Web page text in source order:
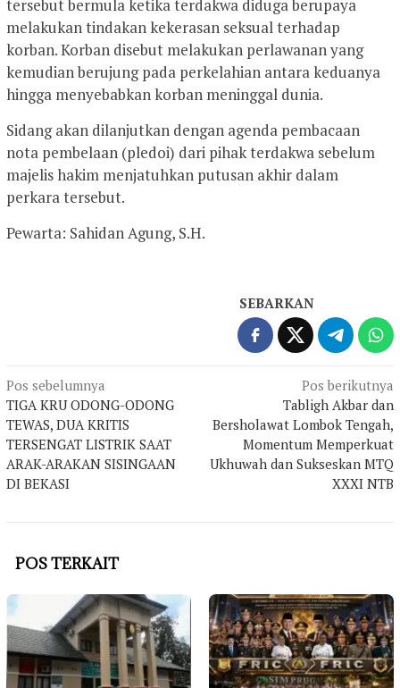
tersebut bermula ketika terdakwa diduga berupaya
melakukan tindakan kekerasan seksual terhadap
korban. Korban disebut melakukan perlawanan yang
kemudian berujung pada perkelahian antara keduanya
hingga menyebabkan korban meninggal dunia.
Sidang akan dilanjutkan dengan agenda pembacaan
nota pembelaan (pledoi) dari pihak terdakwa sebelum
majelis hakim menjatuhkan putusan akhir dalam
perkara tersebut.
Pewarta: Sahidan Agung, S.H.
SEBARKAN
Navigasi
pos
Pos sebelumnya
TIGA KRU ODONG-ODONG
TEWAS, DUA KRITIS
TERSENGAT LISTRIK SAAT
ARAK-ARAKAN SISINGAAN
DI BEKASI
Pos berikutnya
Tabligh Akbar dan
Bersholawat Lombok Tengah,
Momentum Memperkuat
Ukhuwah dan Sukseskan MTQ
XXXI NTB
POS TERKAIT